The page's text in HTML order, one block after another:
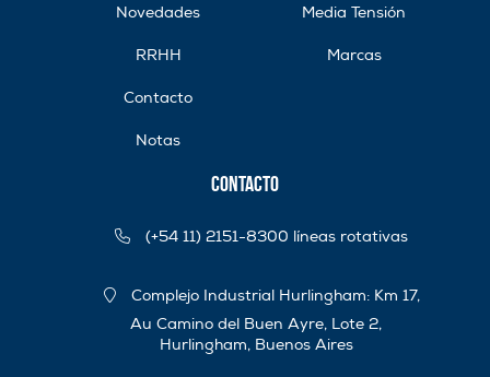
Novedades
RRHH
Contacto
Notas
Media Tensión
Marcas
Contacto
(+54 11) 2151-8300 líneas rotativas
Complejo Industrial Hurlingham: Km 17,
Au Camino del Buen Ayre, Lote 2,
Hurlingham, Buenos Aires